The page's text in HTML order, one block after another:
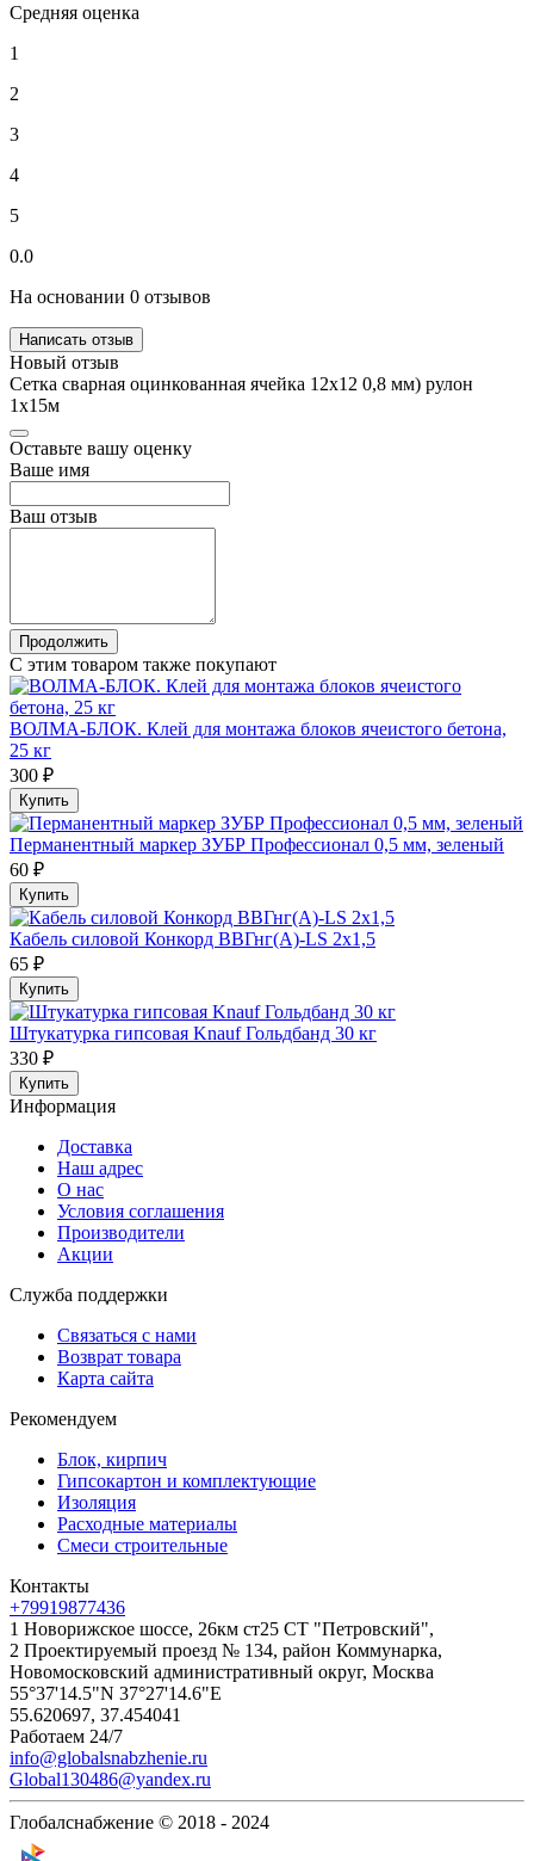
Средняя оценка
1
2
3
4
5
0.0
На основании 0 отзывов
Написать отзыв
Новый отзыв
Сетка сварная оцинкованная ячейка 12х12 0,8 мм) рулон
1х15м
Оставьте вашу оценку
Ваше имя
Ваш отзыв
Продолжить
С этим товаром также покупают
ВОЛМА-БЛОК. Клей для монтажа блоков ячеистого бетона,
25 кг
300 ₽
Купить
Перманентный маркер ЗУБР Профессионал 0,5 мм, зеленый
60 ₽
Купить
Кабель силовой Конкорд ВВГнг(A)-LS 2х1,5
65 ₽
Купить
Штукатурка гипсовая Knauf Гольдбанд 30 кг
330 ₽
Купить
Информация
Доставка
Наш адрес
О нас
Условия соглашения
Производители
Акции
Служба поддержки
Связаться с нами
Возврат товара
Карта сайта
Рекомендуем
Блок, кирпич
Гипсокартон и комплектующие
Изоляция
Расходные материалы
Смеси строительные
Контакты
+79919877436
1 Новорижское шоссе, 26км ст25 СТ "Петровский",
2 Проектируемый проезд № 134, район Коммунарка,
Новомосковский административный округ, Москва
55°37'14.5"N 37°27'14.6"E
55.620697, 37.454041
Работаем 24/7
info@globalsnabzhenie.ru
Global130486@yandex.ru
Глобалснабжение © 2018 - 2024